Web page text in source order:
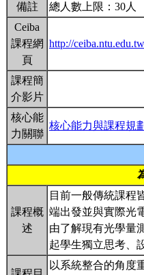
備註
總人數上限：30人
Ceiba
課程網
頁
http://
課程簡
介影片
核心能
力關聯
核心能力與課程規
課程概
述
目前一般傳統課程
端出發並與實際光
由了解現有光學量
起學生獨立思考、
以系統整合的角度